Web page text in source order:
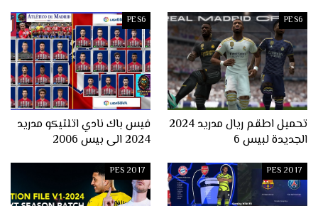
PES6
تحميل اطقم ريال مدريد 2024
الجديدة لبيس 6
PES6
فيس باك نادي اتلتيكو مدريد
2024 الى بيس 2006
PES 2017
PES 2017